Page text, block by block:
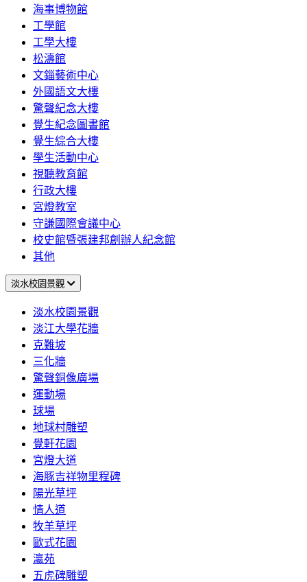
海事博物館
工學館
工學大樓
松濤館
文錙藝術中心
外國語文大樓
驚聲紀念大樓
覺生紀念圖書館
覺生綜合大樓
學生活動中心
視聽教育館
行政大樓
宮燈教室
守謙國際會議中心
校史館暨張建邦創辦人紀念館
其他
淡水校園景觀
淡水校園景觀
淡江大學花牆
克難坡
三化牆
驚聲銅像廣場
運動場
球場
地球村雕塑
覺軒花園
宮燈大道
海豚吉祥物里程碑
陽光草坪
情人道
牧羊草坪
歐式花園
瀛苑
五虎碑雕塑